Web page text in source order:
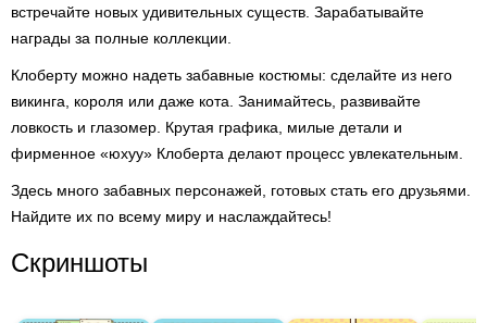
встречайте новых удивительных существ. Зарабатывайте
награды за полные коллекции.
Клоберту можно надеть забавные костюмы: сделайте из него
викинга, короля или даже кота. Занимайтесь, развивайте
ловкость и глазомер. Крутая графика, милые детали и
фирменное «юхуу» Клоберта делают процесс увлекательным.
Здесь много забавных персонажей, готовых стать его друзьями.
Найдите их по всему миру и наслаждайтесь!
Скриншоты